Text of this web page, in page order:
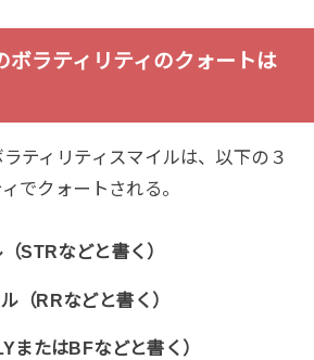
ボラティリティのクォートは
ティリティスマイルは、以下の３
でクォートされる。
STRなどと書く）
（RRなどと書く）
またはBFなどと書く）